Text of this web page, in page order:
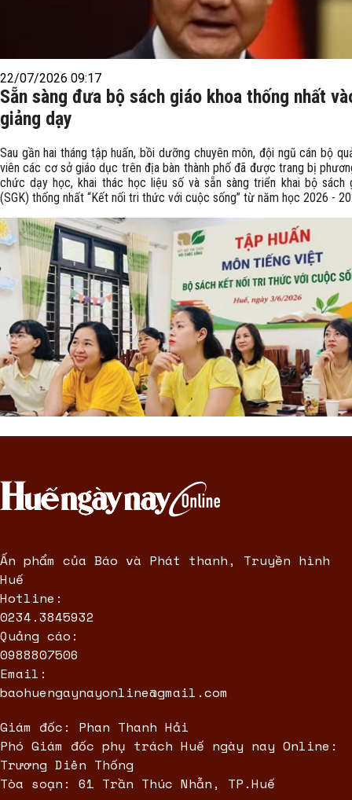
22/07/2026 09:17
Sẵn sàng đưa bộ sách giáo khoa thống nhất
giảng dạy
Sau gần hai tháng tập huấn, bồi dưỡng chuyên môn, đội ngũ cán bộ
viên các cơ sở giáo dục trên địa bàn thành phố đã được trang bị
chức dạy học, khai thác học liệu số và sẵn sàng triển khai bộ sách
(SGK) thống nhất “Kết nối tri thức với cuộc sống” từ năm học 2026 -
Ấn phẩm của Báo và Phát thanh, Truyền hình
Huế
Hotline:
0234.3845932
Quảng cáo:
0988807506
Email:
baohuengaynayonline@gmail.com
Giám đốc: Phan Thanh Hải
Phó Giám đốc phụ trách Huế ngày nay Online:
Trương Diên Thống
Tòa soạn: 61 Trần Thúc Nhẫn, TP.Huế